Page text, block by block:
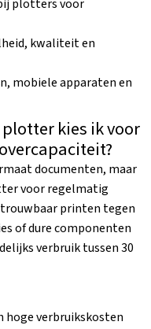
plotters voor
kwaliteit en
mobiele apparaten en
kies ik voor
documenten, maar
voor regelmatig
printen tegen
of dure componenten
verbruik tussen 30
verbruikskosten